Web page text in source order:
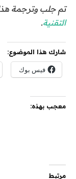
تم جلب وترجمة
التقنية.
شارك هذا الموضوع:
فيس بوك
معجب بهذه:
مرتبط